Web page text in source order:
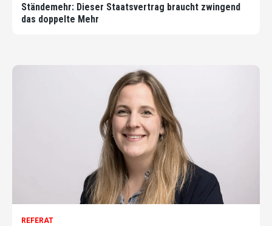
Ständemehr: Dieser Staatsvertrag braucht zwingend
das doppelte Mehr
REFERAT